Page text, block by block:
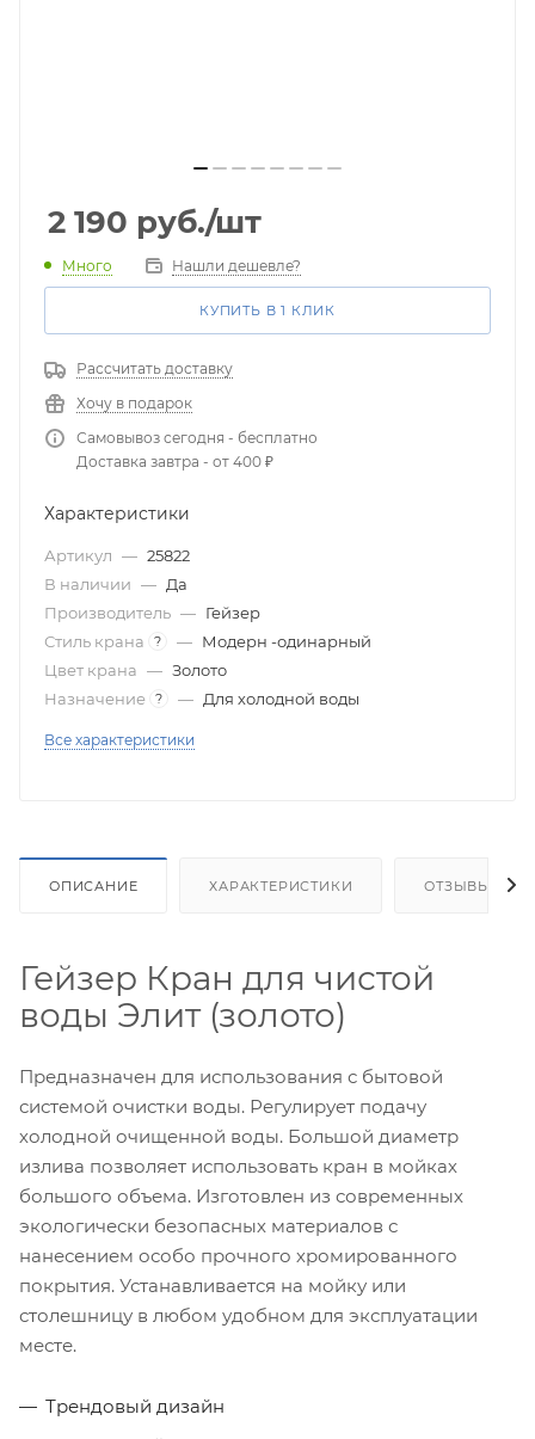
2 190 руб./шт
Много Нашли дешевле?
КУПИТЬ В 1 КЛИК
Рассчитать доставку
Хочу в подарок
Самовывоз сегодня - бесплатно
Доставка завтра - от 400 ₽
Характеристики
Артикул — 25822
В наличии — Да
Производитель — Гейзер
Стиль крана
? — Модерн -одинарный
Цвет крана — Золото
Назначение ? — Для холодной воды
Все характеристики
ОПИСАНИЕ ХАРАКТЕРИСТИКИ ОТЗЫВЫ
Гейзер Кран для чистой
воды Элит (золото)
Предназначен для использования с бытовой
системой очистки воды. Регулирует подачу
холодной очищенной воды. Большой диаметр
излива позволяет использовать кран в мойках
большого объема. Изготовлен из современных
экологически безопасных материалов с
нанесением особо прочного хромированного
покрытия. Устанавливается на мойку или
столешницу в любом удобном для эксплуатации
месте.
Трендовый дизайн